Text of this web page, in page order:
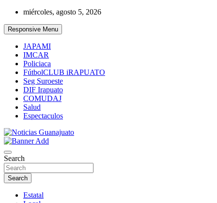
Skip
content
miércoles, agosto 5, 2026
Responsive Menu
JAPAMI
IMCAR
Policiaca
FútbolCLUB iRAPUATO
Seg Suroeste
DIF Irapuato
COMUDAJ
Salud
Espectaculos
Noticias Guanajuato
Search
Search
Estatal